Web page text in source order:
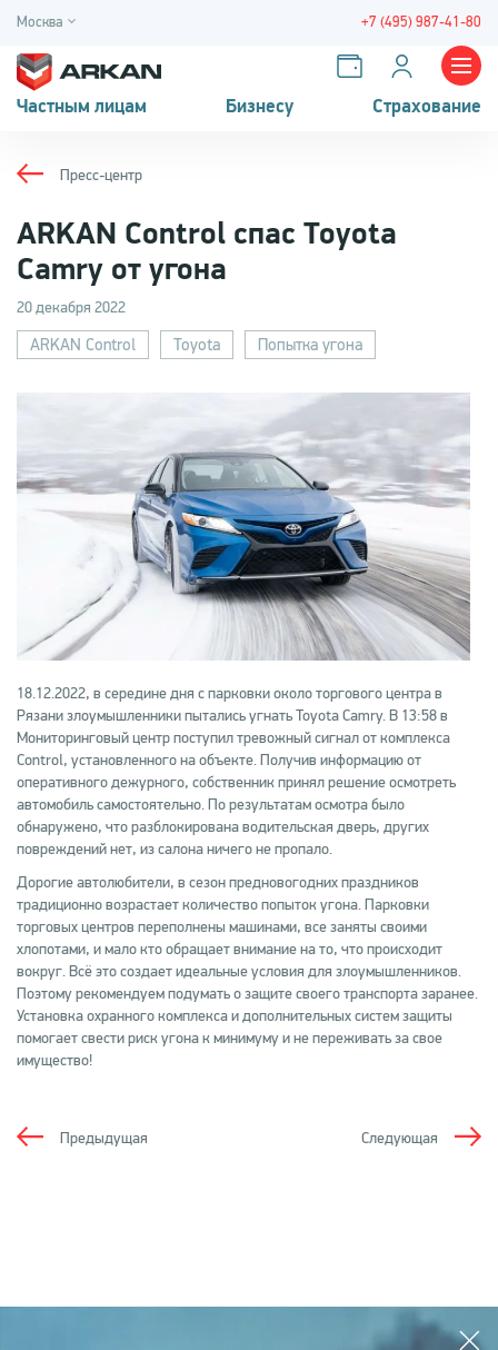
Москва +7 (495) 987-41-80
Частным лицам Бизнесу Страхование
Пресс-центр
ARKAN Control спас Toyota
Camry от угона
20 декабря 2022
ARKAN Control Toyota Попытка угона
18.12.2022, в середине дня с парковки около торгового центра в
Рязани злоумышленники пытались угнать Toyota Camry. В 13:58 в
Мониторинговый центр поступил тревожный сигнал от комплекса
Control, установленного на объекте. Получив информацию от
оперативного дежурного, собственник принял решение осмотреть
автомобиль самостоятельно. По результатам осмотра было
обнаружено, что разблокирована водительская дверь, других
повреждений нет, из салона ничего не пропало.
Дорогие автолюбители, в сезон предновогодних праздников
традиционно возрастает количество попыток угона. Парковки
торговых центров переполнены машинами, все заняты своими
хлопотами, и мало кто обращает внимание на то, что происходит
вокруг. Всё это создает идеальные условия для злоумышленников.
Поэтому рекомендуем подумать о защите своего транспорта заранее.
Установка охранного комплекса и дополнительных систем защиты
помогает свести риск угона к минимуму и не переживать за свое
имущество!
Следующая
Предыдущая